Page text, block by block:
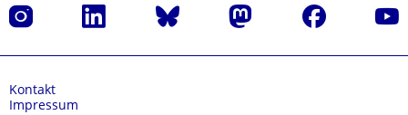
Instagram LinkedIn Bluesky Mastodon Facebook
Kontakt
Impressum